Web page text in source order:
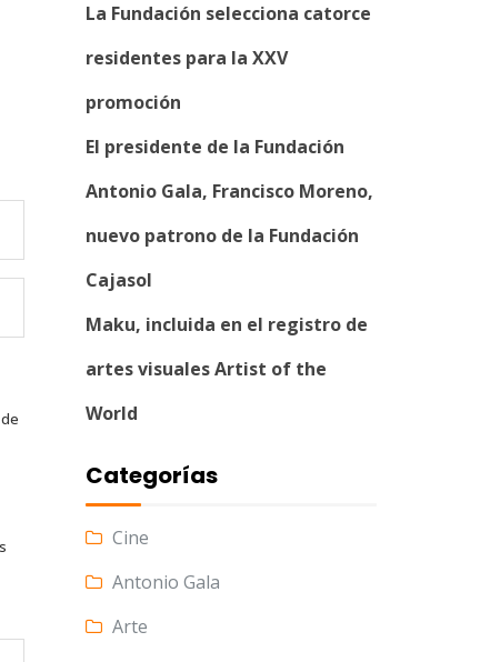
La Fundación selecciona catorce
residentes para la XXV
promoción
El presidente de la Fundación
Antonio Gala, Francisco Moreno,
nuevo patrono de la Fundación
Cajasol
Maku, incluida en el registro de
artes visuales Artist of the
World
Categorías
Cine
Antonio Gala
Arte